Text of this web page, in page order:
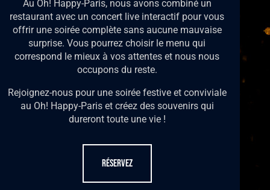
Au Oh! Happy-Paris, nous avons combiné un
restaurant avec un concert live interactif pour vous
offrir une soirée complète sans aucune mauvaise
surprise. Vous pourrez choisir le menu qui
correspond le mieux à vos attentes et nous nous
occupons du reste.
Rejoignez-nous pour une soirée festive et conviviale
au Oh! Happy-Paris et créez des souvenirs qui
dureront toute une vie !
RÉSERVEZ